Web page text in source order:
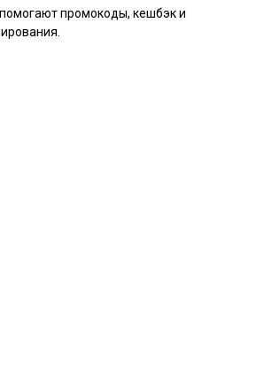
промокоды, кешбэк и